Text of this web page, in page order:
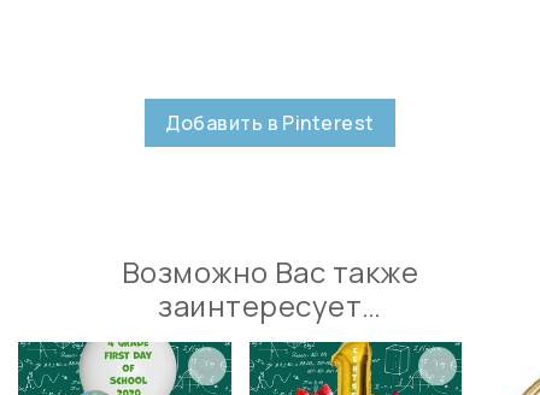
Добавить в Pinterest
Возможно Вас также
заинтересует…